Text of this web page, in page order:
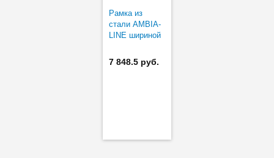
Рамка из
стали AMBIA-
LINE шириной
высокий ящик
(длинная)
7 848.5 руб.